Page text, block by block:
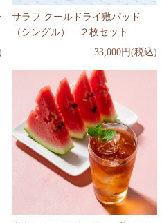
サラフ クールドライ敷パッド
（シングル） ２枚セット
33,000円(税込)